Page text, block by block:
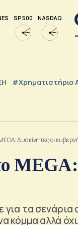
SP 500 NASDAQ
#Χρηματιστήριο
Δυσκίνητες οι
MEGA:
τα σενάρια
κόμμα αλλά